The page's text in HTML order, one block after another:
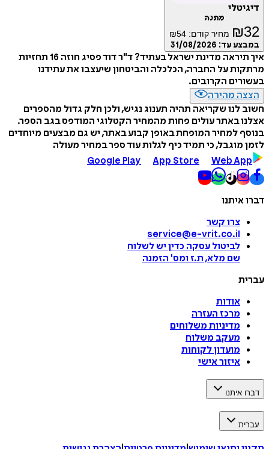
דיגיטלי
מתנה
₪32 מחיר קודם: ₪54
במבצע עד: 31/08/2026
איך תיראה מדינת ישראל בעתיד? ד"ר דוד פסיג חוזה 16 תחזיות
מרתקות על החברה, הכלכלה והביטחון שיעצבו את עתידנו
בעשורים הקרובים.
הצצה מהירה
חשוב לנו שקריאה תהיה תענוג נגיש, ולכן חלק גדול מהספרים
אצלנו באתר עולים פחות מהמחיר הקטלוגי המודפס בגב הספר.
בנוסף למחיר המופחת באופן קבוע באתר, יש גם מבצעים מיוחדים
לזמן מוגבל, כי תמיד כיף לגלות עוד ספר במחיר מעולה
Google Play
App Store Web App
דברו איתנו
צרו קשר
service@e-vrit.co.il
לביטול עסקה כדין יש לשלוח
שם מלא, ת.ז ומס' הזמנה
עברית
אודות
מרכז העזרה
מדיניות משלוחים
מעקב משלוח
מועדון לקוחות
איזור אישי
דברו איתנו
עברית